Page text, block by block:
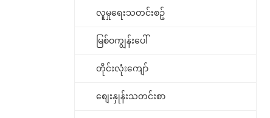
လူမှုရေးသတင်းစဥ်
မြစ်ဝကျွန်းပေါ်
တိုင်းလုံးကျော်
စျေးနှုန်းသတင်းစာ